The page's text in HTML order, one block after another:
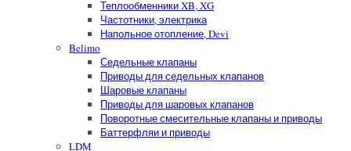
Теплообменники XB, XG
Частотники, электрика
Напольное отопление, Devi
Belimo
Седельные клапаны
Приводы для седельных клапанов
Шаровые клапаны
Приводы для шаровых клапанов
Поворотные смесительные клапаны и приводы
Баттерфляи и приводы
LDM